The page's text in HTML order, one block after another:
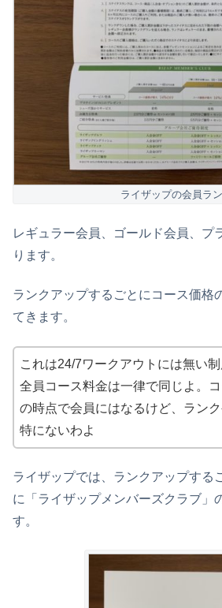
ライザップの会員ラ
レギュラー会員、ゴールド会員、プ
ります。
ランクアップするごとにコース価格
てきます。
これは24/7ワークアウトには無い制
全員コース料金は一律で同じよ。
の時点で会員にはなるけど、ラン
特にないわよ
ライザップでは、ランクアップする
に「ライザップメンバーズクラブ」
す。